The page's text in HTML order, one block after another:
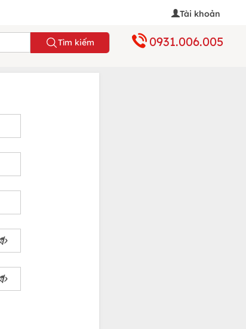
Tài khoản
Tìm kiếm 0931.006.005